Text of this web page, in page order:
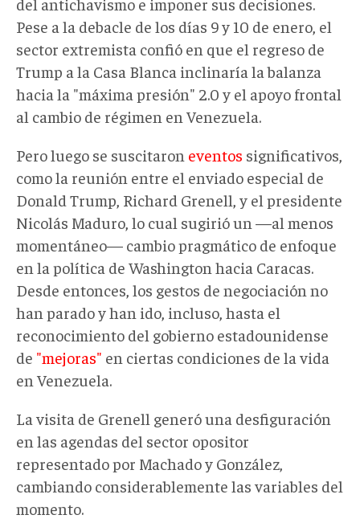
Pese a la debacle de los días 9 y 10 de enero, el
sector extremista confió en que el regreso de
Trump a la Casa Blanca inclinaría la balanza
hacia la "máxima presión" 2.0 y el apoyo frontal
al cambio de régimen en Venezuela.
Pero luego se suscitaron eventos significativos,
como la reunión entre el enviado especial de
Donald Trump, Richard Grenell, y el presidente
Nicolás Maduro, lo cual sugirió un —al menos
momentáneo— cambio pragmático de enfoque
en la política de Washington hacia Caracas.
Desde entonces, los gestos de negociación no
han parado y han ido, incluso, hasta el
reconocimiento del gobierno estadounidense
de "mejoras" en ciertas condiciones de la vida
en Venezuela.
La visita de Grenell generó una desfiguración
en las agendas del sector opositor
representado por Machado y González,
cambiando considerablemente las variables del
momento.